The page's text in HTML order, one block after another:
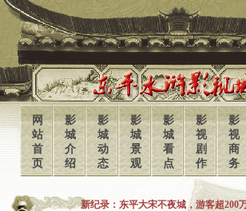
网
站
首
页
影
城
介
绍
影
城
动
态
影
城
景
观
影
城
看
点
影
视
剧
作
影
视
商
务
新纪录：东平大宋不夜城，游客超200